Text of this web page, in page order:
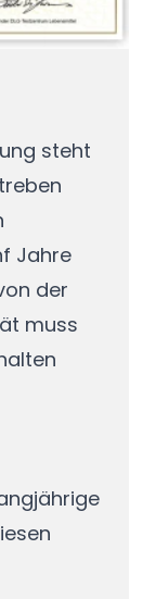
steht
Jahre
der
muss